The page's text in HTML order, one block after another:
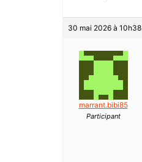
30 mai 2026 à 10h38
marrant.bibi85
Participant